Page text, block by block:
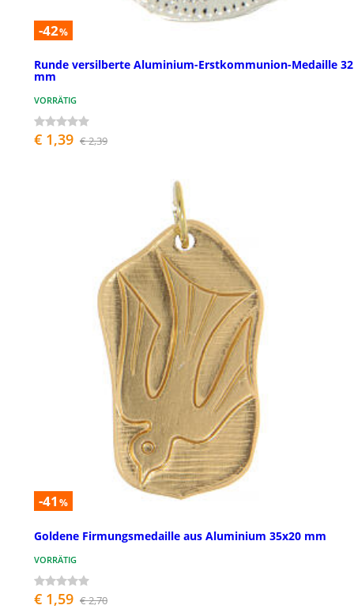
-42%
Runde versilberte Aluminium-Erstkommunion-Medaille 32
mm
VORRÄTIG
€ 1,39 € 2,39
-41 %
Goldene Firmungsmedaille aus Aluminium 35x20 mm
VORRÄTIG
€ 1,59 € 2,70